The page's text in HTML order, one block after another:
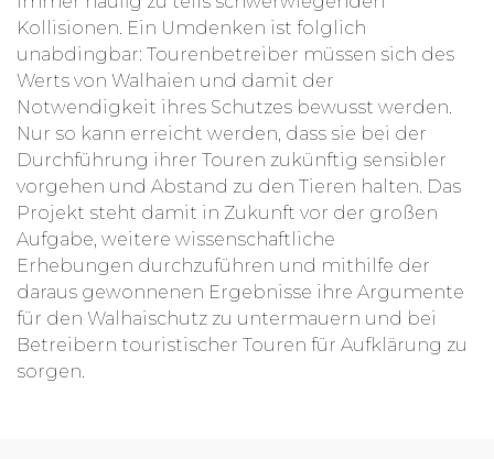
Kollisionen. Ein Umdenken ist folglich
unabdingbar: Tourenbetreiber müssen sich des
Werts von Walhaien und damit der
Notwendigkeit ihres Schutzes bewusst werden.
Nur so kann erreicht werden, dass sie bei der
Durchführung ihrer Touren zukünftig sensibler
vorgehen und Abstand zu den Tieren halten. Das
Projekt steht damit in Zukunft vor der großen
Aufgabe, weitere wissenschaftliche
Erhebungen durchzuführen und mithilfe der
daraus gewonnenen Ergebnisse ihre Argumente
für den Walhaischutz zu untermauern und bei
Betreibern touristischer Touren für Aufklärung zu
sorgen.